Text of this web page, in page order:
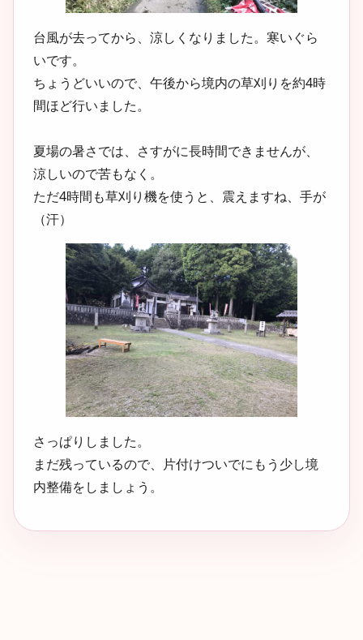
台風が去ってから、涼しくなりました。寒いぐら
いです。
ちょうどいいので、午後から境内の草刈りを約4時
間ほど行いました。
夏場の暑さでは、さすがに長時間できませんが、
涼しいので苦もなく。
ただ4時間も草刈り機を使うと、震えますね、手が
（汗）
さっぱりしました。
まだ残っているので、片付けついでにもう少し境
内整備をしましょう。